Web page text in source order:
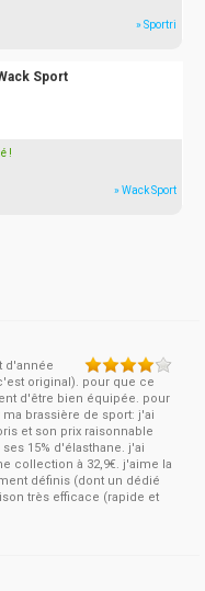
» Sportri
Sport
!
» Wack Sport
d'année
original). pour que ce
d'être bien équipée. pour
brassière de sport: j'ai
et son prix raisonnable
15% d'élasthane. j'ai
collection à 32,9€. j'aime la
définis (dont un dédié
très efficace (rapide et